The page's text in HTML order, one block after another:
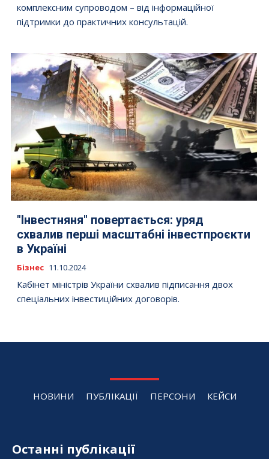
комплексним супроводом – від інформаційної
підтримки до практичних консультацій.
"Інвестняня" повертається: уряд
схвалив перші масштабні інвестпроєкти
в Україні
Бізнес 11.10.2024
Кабінет міністрів України схвалив підписання двох
спеціальних інвестиційних договорів.
НОВИНИ ПУБЛІКАЦІЇ ПЕРСОНИ КЕЙСИ
Останні публікації